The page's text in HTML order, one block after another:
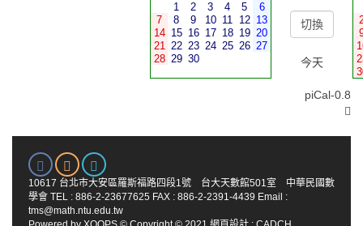
1
2 3 4 5
6
7
8 9 10 11 12 13
14 15 16 17 18 19 20
21 22 23 24 25 26 27
28 29 30 今天
piCal-0.8
10617 台北市大安區羅斯福路四段1號 台大天數館501室 中華民國數
學會 TEL : 886-2-23677625 FAX : 886-2-2391-4439 Email :
tms@math.ntu.edu.tw